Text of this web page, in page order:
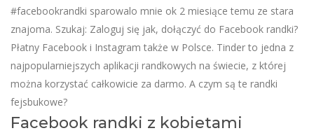
#facebookrandki sparowalo mnie ok 2 miesiące temu ze stara
znajoma. Szukaj: Zaloguj się jak, dołączyć do Facebook randki?
Płatny Facebook i Instagram także w Polsce. Tinder to jedna z
najpopularniejszych aplikacji randkowych na świecie, z której
można korzystać całkowicie za darmo. A czym są te randki
fejsbukowe?
Facebook randki z kobietami